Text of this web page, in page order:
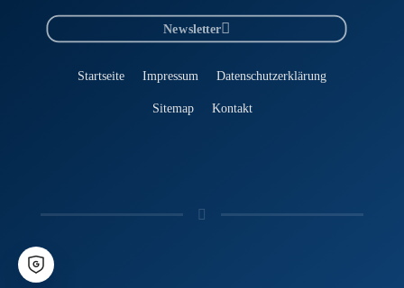
Anforderungen des Marktes reagieren.
Startseite Impressum Datenschutzerklärung
Sitemap Kontakt
Newsletter